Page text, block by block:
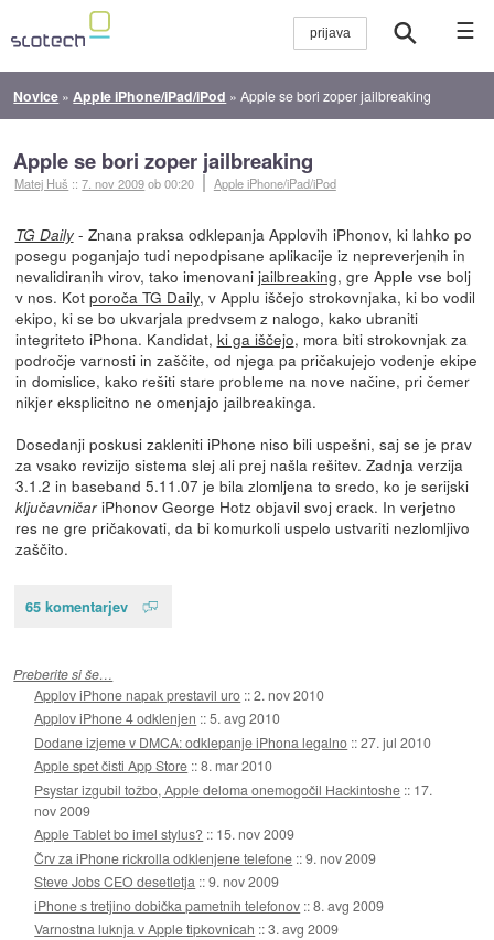
☰
Novice » Apple iPhone/iPad/iPod »Apple se bori zoper jailbreaking
Apple se bori zoper jailbreaking
Matej Huš ::7. nov 2009ob 00:20 Apple iPhone/iPad/iPod
TG Daily- Znana praksa odklepanja Applovih iPhonov, ki lahko po
posegu poganjajo tudi nepodpisane aplikacije iz nepreverjenih in
nevalidiranih virov, tako imenovani jailbreaking, gre Apple vse bolj
v nos. Kot poroča TG Daily, v Applu iščejo strokovnjaka, ki bo vodil
ekipo, ki se bo ukvarjala predvsem z nalogo, kako ubraniti
integriteto iPhona. Kandidat, ki ga iščejo, mora biti strokovnjak za
področje varnosti in zaščite, od njega pa pričakujejo vodenje ekipe
in domislice, kako rešiti stare probleme na nove načine, pri čemer
nikjer eksplicitno ne omenjajo jailbreakinga.
Dosedanji poskusi zakleniti iPhone niso bili uspešni, saj se je prav
za vsako revizijo sistema slej ali prej našla rešitev. Zadnja verzija
3.1.2 in baseband 5.11.07 je bila zlomljena to sredo, ko je serijski
ključavničariPhonov George Hotz objavil svoj crack. In verjetno
res ne gre pričakovati, da bi komurkoli uspelo ustvariti nezlomljivo
zaščito.
65 komentarjev
Preberite si še…
Applov iPhone napak prestavil uro ::2. nov 2010
Applov iPhone 4 odklenjen ::5. avg 2010
Dodane izjeme v DMCA: odklepanje iPhona legalno ::27. jul 2010
Apple spet čisti App Store ::8. mar 2010
Psystar izgubil tožbo, Apple deloma onemogočil Hackintoshe :: 17.
nov 2009
Apple Tablet bo imel stylus? :: 15. nov 2009
Črv za iPhone rickrolla odklenjene telefone ::9. nov 2009
Steve Jobs CEO desetletja ::9. nov 2009
iPhone s tretjino dobička pametnih telefonov ::8. avg 2009
Varnostna luknja v Apple tipkovnicah ::3. avg 2009